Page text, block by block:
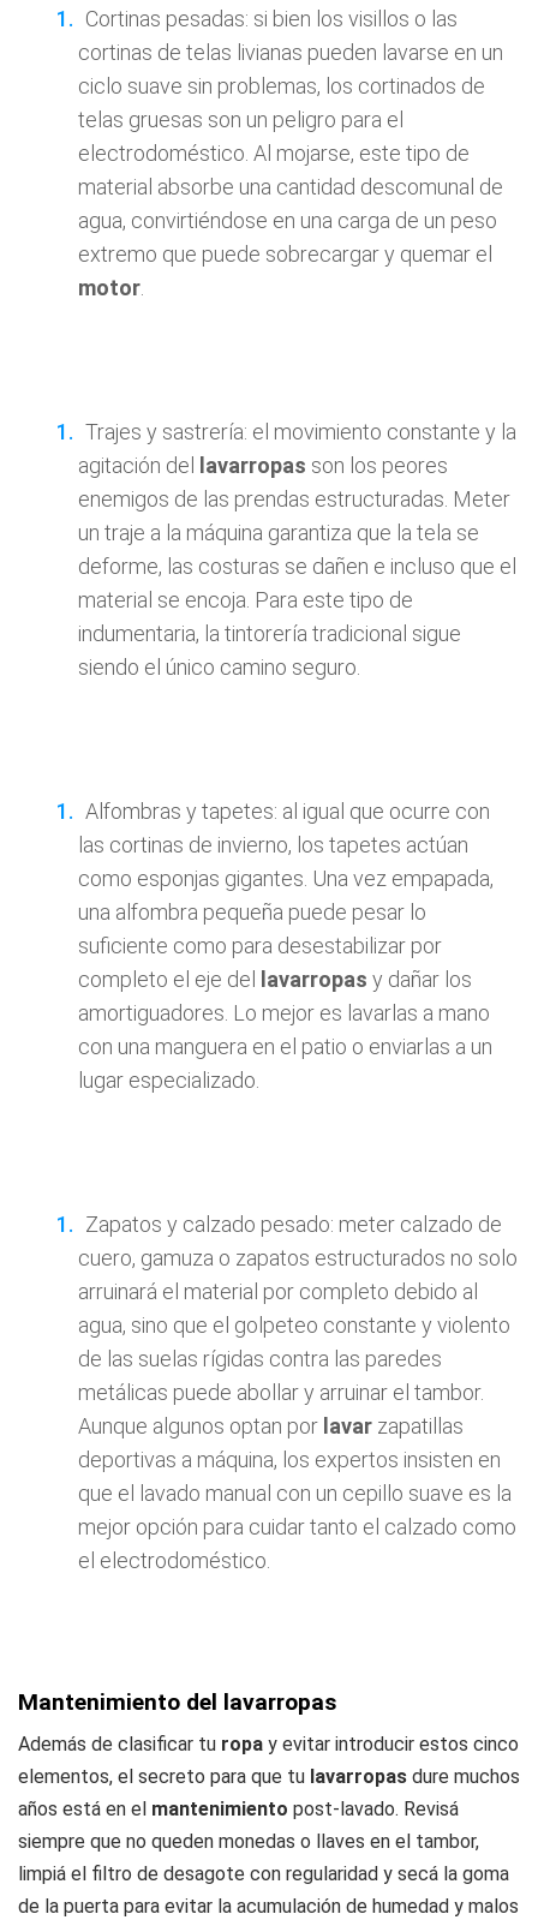
Cortinas pesadas: si bien los visillos o las
cortinas de telas livianas pueden lavarse en un
ciclo suave sin problemas, los cortinados de
telas gruesas son un peligro para el
electrodoméstico. Al mojarse, este tipo de
material absorbe una cantidad descomunal de
agua, convirtiéndose en una carga de un peso
extremo que puede sobrecargar y quemar el
motor
Trajes y sastrería: el movimiento constante y la
agitación del
lavarropas son los peores
enemigos de las prendas estructuradas. Meter
un traje a la máquina garantiza que la tela se
deforme, las costuras se dañen e incluso que el
material se encoja. Para este tipo de
indumentaria, la tintorería tradicional sigue
siendo el único camino seguro.
Alfombras y tapetes: al igual que ocurre con
las cortinas de invierno, los tapetes actúan
como esponjas gigantes. Una vez empapada,
una alfombra pequeña puede pesar lo
suficiente como para desestabilizar por
completo el eje del
lavarropas y dañar los
amortiguadores. Lo mejor es lavarlas a mano
con una manguera en el patio o enviarlas a un
lugar especializado.
Zapatos y calzado pesado: meter calzado de
cuero, gamuza o zapatos estructurados no solo
arruinará el material por completo debido al
agua, sino que el golpeteo constante y violento
de las suelas rígidas contra las paredes
metálicas puede abollar y arruinar el tambor.
Aunque algunos optan por lavar zapatillas
deportivas a máquina, los expertos insisten en
que el lavado manual con un cepillo suave es la
mejor opción para cuidar tanto el calzado como
el electrodoméstico.
Mantenimiento del lavarropas
Además de clasificar tu ropa y evitar introducir estos cinco
elementos, el secreto para que tu lavarropas dure muchos
años está en el mantenimiento post-lavado. Revisá
siempre que no queden monedas o llaves en el tambor,
limpiá el filtro de desagote con regularidad y secá la goma
de la puerta para evitar la acumulación de humedad y malos